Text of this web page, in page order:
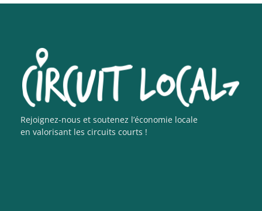
Rejoignez-nous et soutenez l’économie locale
en valorisant les circuits courts !